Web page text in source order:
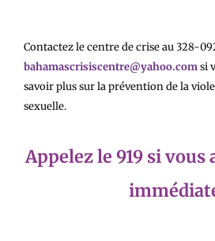
Contactez le centre de crise au 328-
bahamascrisiscentre@yahoo.comsi
savoir plus sur la prévention de la
sexuelle.
Appelez le 919 si vous